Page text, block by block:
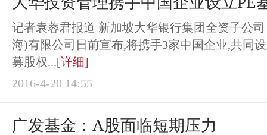
记者袁蓉君报道 新加坡大华银行集团全资子公
海)有限公司日前宣布,将携手3家中国企业,共同
募股权...[详细]
2016-4-20 14:55
广发基金：A股面临短期压力